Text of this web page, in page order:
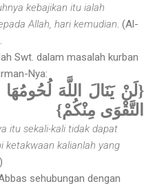
kebajikan itu ialah
Allah, hari kemudian . (Al-
Swt. dalam masalah kurban
Nya:
{لَنْ يَنَالَ اللَّهَ لُحُومُهَا
التَّقْوَى مِنْكُمْ}
itu sekali-kali tidak dapat
ketakwaan kalianlah yang
sehubungan dengan